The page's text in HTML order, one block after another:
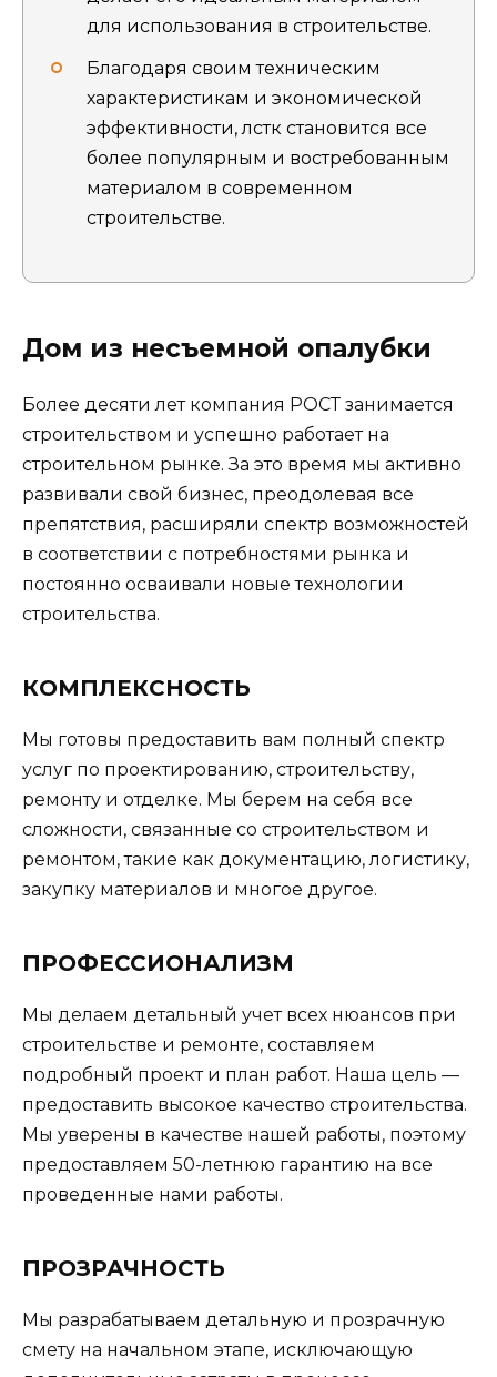
для использования в строительстве.
Благодаря своим техническим
характеристикам и экономической
эффективности, лстк становится все
более популярным и востребованным
материалом в современном
строительстве.
Дом из несъемной опалубки
Более десяти лет компания РОСТ занимается
строительством и успешно работает на
строительном рынке. За это время мы активно
развивали свой бизнес, преодолевая все
препятствия, расширяли спектр возможностей
в соответствии с потребностями рынка и
постоянно осваивали новые технологии
строительства.
КОМПЛЕКСНОСТЬ
Мы готовы предоставить вам полный спектр
услуг по проектированию, строительству,
ремонту и отделке. Мы берем на себя все
сложности, связанные со строительством и
ремонтом, такие как документацию, логистику,
закупку материалов и многое другое.
ПРОФЕССИОНАЛИЗМ
Мы делаем детальный учет всех нюансов при
строительстве и ремонте, составляем
подробный проект и план работ. Наша цель —
предоставить высокое качество строительства.
Мы уверены в качестве нашей работы, поэтому
предоставляем 50-летнюю гарантию на все
проведенные нами работы.
ПРОЗРАЧНОСТЬ
Мы разрабатываем детальную и прозрачную
смету на начальном этапе, исключающую